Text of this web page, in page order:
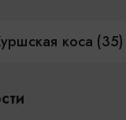
коса (35)